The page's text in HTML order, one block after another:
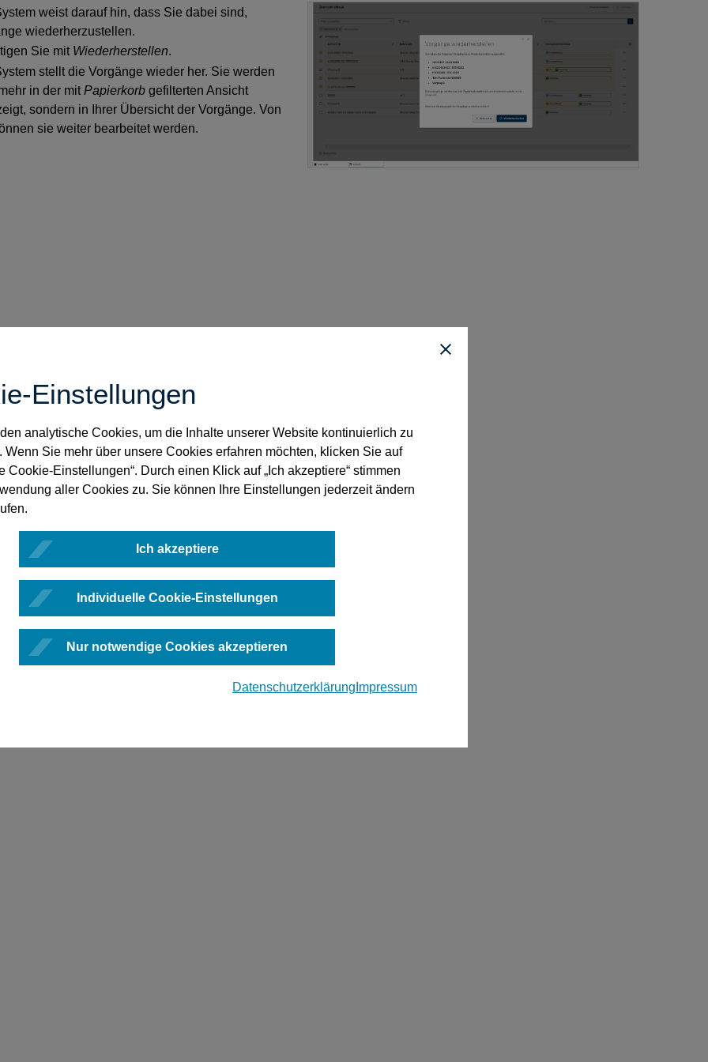
Einstellungen
analytische Cookies, um die Inhalte unserer Website kontinuierlich zu
Wenn Sie mehr über unsere Cookies erfahren möchten, klicken Sie auf
Cookie-Einstellungen“. Durch einen Klick auf „Ich akzeptiere“ stimmen
aller Cookies zu. Sie können Ihre Einstellungen jederzeit ändern
Ich akzeptiere
Individuelle Cookie-Einstellungen
Nur notwendige Cookies akzeptieren
Datenschutzerklärung Impressum
weist darauf hin, dass Sie dabei sind,
wiederherzustellen.
Sie mit Wiederherstellen.
stellt die Vorgänge wieder her. Sie werden
in der mitPapierkorb gefilterten Ansicht
sondern in Ihrer Übersicht der Vorgänge. Von
sie weiter bearbeitet werden.